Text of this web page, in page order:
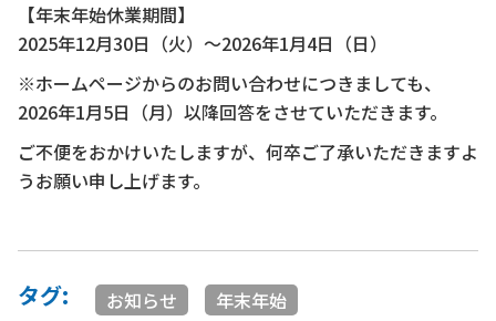
【年末年始休業期間】
2025年12月30日（火）～2026年1月4日（日）
※ホームページからのお問い合わせにつきましても、
2026年1月5日（月）以降回答をさせていただきます。
ご不便をおかけいたしますが、何卒ご了承いただきますよ
うお願い申し上げます。
タグ: お知らせ 年末年始